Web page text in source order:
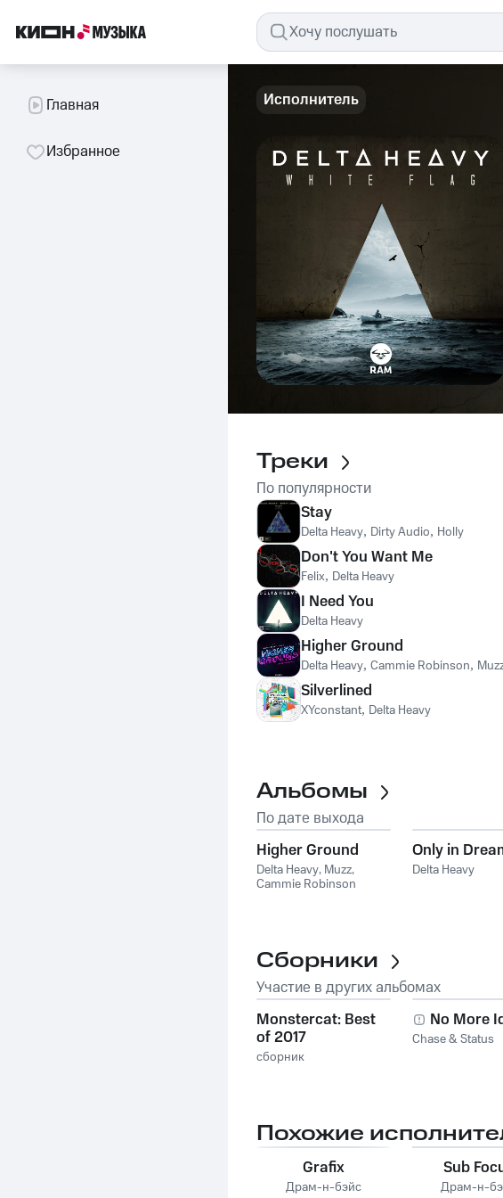
Главная
Избранное
Исполнитель
Треки
По популярности
Stay
Delta Heavy, Dirty Audio, Holly
Don't You Want Me
Felix, Delta Heavy
I Need You
Delta Heavy
Higher Ground
Delta Heavy, Cammie Robinson,
Silverlined
XYconstant, Delta Heavy
Альбомы
По дате выхода
Higher Ground
Delta Heavy, Muzz,
Cammie Robinson
Only in
Delta Heavy
Сборники
Участие в других альбомах
Monstercat: Best
of 2017
сборник
No More
Chase & Status
Похожие
Grafix
Драм-н-бэйс
Sub
Драм-н-